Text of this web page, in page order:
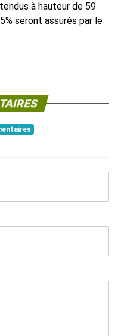
à hauteur de 59
seront assurés par le